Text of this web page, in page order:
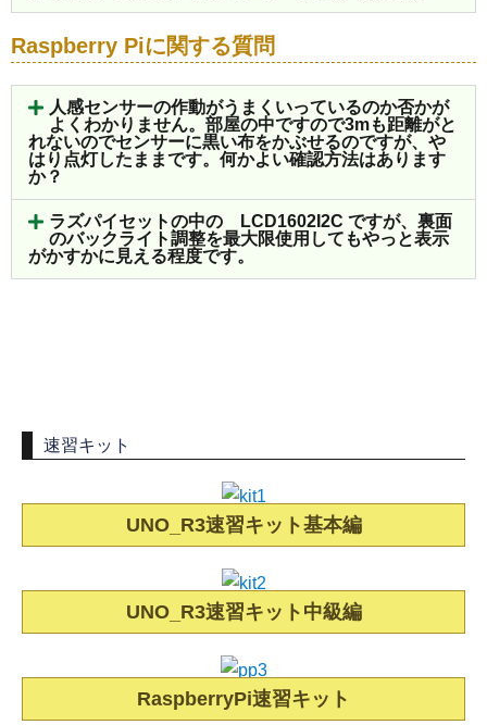
Raspberry Piに関する質問
人感センサーの作動がうまくいっているのか否かが
よくわかりません。部屋の中ですので3mも距離がと
れないのでセンサーに黒い布をかぶせるのですが、や
はり点灯したままです。何かよい確認方法はあります
か？
ラズパイセットの中の LCD1602I2C ですが、裏面
のバックライト調整を最大限使用してもやっと表示
がかすかに見える程度です。
速習キット
UNO_R3速習キット基本編
UNO_R3速習キット中級編
RaspberryPi速習キット